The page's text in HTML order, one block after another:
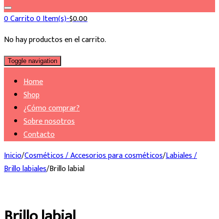
0Carrito0 Item(s)-$0.00
No hay productos en el carrito.
Toggle navigation
Home
Shop
¿Cómo comprar?
Sobre nosotros
Contacto
Inicio/Cosméticos / Accesorios para cosméticos/Labiales /
Brillo labiales/Brillo labial